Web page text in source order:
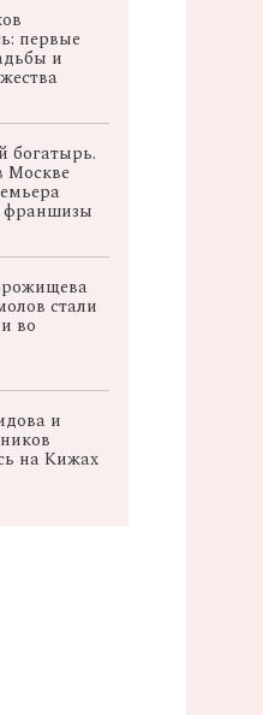
первые
и
богатырь.
Москве
франшизы
стали
во
и
на Кижах